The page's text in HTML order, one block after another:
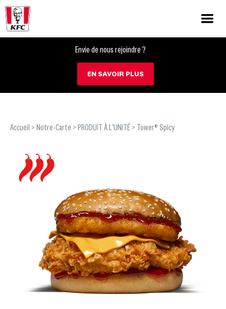
Envie de nous rejoindre ?
EN SAVOIR PLUS
Accueil > Notre-Carte > PRODUIT À L'UNITÉ > Tower® Spicy